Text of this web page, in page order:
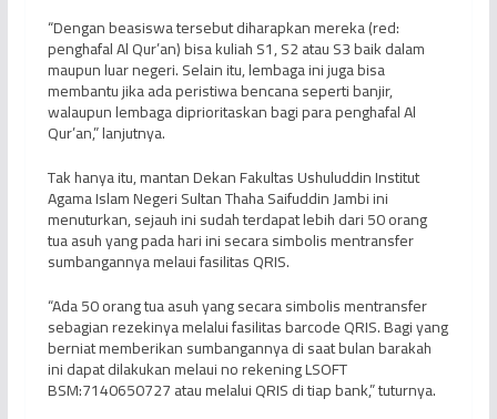
“Dengan beasiswa tersebut diharapkan mereka (red:
penghafal Al Qur’an) bisa kuliah S1, S2 atau S3 baik dalam
maupun luar negeri. Selain itu, lembaga ini juga bisa
membantu jika ada peristiwa bencana seperti banjir,
walaupun lembaga diprioritaskan bagi para penghafal Al
Qur’an,” lanjutnya.
Tak hanya itu, mantan Dekan Fakultas Ushuluddin Institut
Agama Islam Negeri Sultan Thaha Saifuddin Jambi ini
menuturkan, sejauh ini sudah terdapat lebih dari 50 orang
tua asuh yang pada hari ini secara simbolis mentransfer
sumbangannya melaui fasilitas QRIS.
“Ada 50 orang tua asuh yang secara simbolis mentransfer
sebagian rezekinya melalui fasilitas barcode QRIS. Bagi yang
berniat memberikan sumbangannya di saat bulan barakah
ini dapat dilakukan melaui no rekening LSOFT
BSM:7140650727 atau melalui QRIS di tiap bank,” tuturnya.